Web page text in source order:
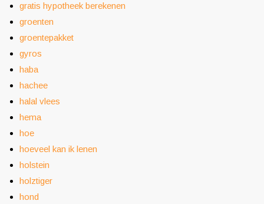
gratis hypotheek berekenen
groenten
groentepakket
gyros
haba
hachee
halal vlees
hema
hoe
hoeveel kan ik lenen
holstein
holztiger
hond